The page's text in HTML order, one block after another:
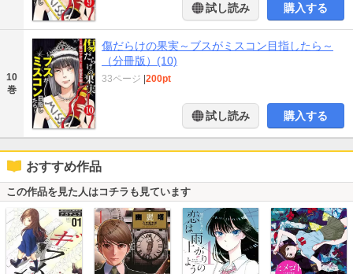
試し読み 購入する
10
巻
傷だらけの果実～ブスがミスコン目指したら～
（分冊版）(10)
33ページ 200pt
試し読み 購入する
おすすめ作品
この作品を見た人はコチラも見ています